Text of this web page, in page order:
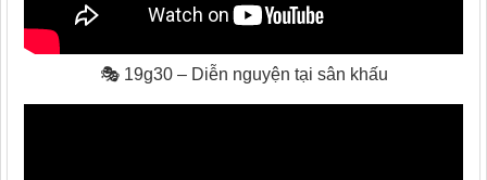
🎭 19g30 – Diễn nguyện tại sân khấu